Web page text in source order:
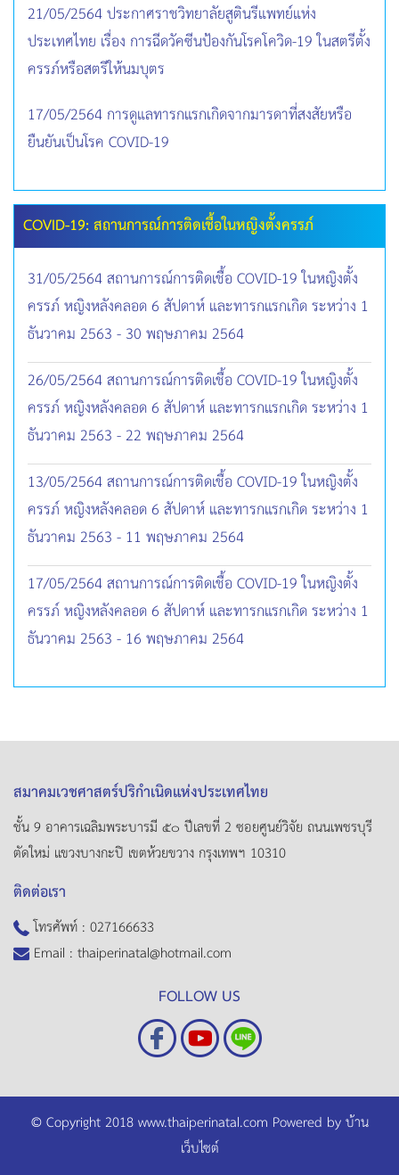
21/05/2564 ประกาศราชวิทยาลัยสูตินรีแพทย์แห่ง
ประเทศไทย เรื่อง การฉีดวัคซีนป้องกันโรคโควิด-19 ในสตรีตั้ง
ครรภ์หรือสตรีให้นมบุตร
17/05/2564 การดูแลทารกแรกเกิดจากมารดาที่สงสัยหรือ
ยืนยันเป็นโรค COVID-19
COVID-19: สถานการณ์การติดเชื้อในหญิงตั้งครรภ์
31/05/2564 สถานการณ์การติดเชื้อ COVID-19 ในหญิงตั้ง
ครรภ์ หญิงหลังคลอด 6 สัปดาห์ และทารกแรกเกิด ระหว่าง 1
ธันวาคม 2563 - 30 พฤษภาคม 2564
26/05/2564 สถานการณ์การติดเชื้อ COVID-19 ในหญิงตั้ง
ครรภ์ หญิงหลังคลอด 6 สัปดาห์ และทารกแรกเกิด ระหว่าง 1
ธันวาคม 2563 - 22 พฤษภาคม 2564
13/05/2564 สถานการณ์การติดเชื้อ COVID-19 ในหญิงตั้ง
ครรภ์ หญิงหลังคลอด 6 สัปดาห์ และทารกแรกเกิด ระหว่าง 1
ธันวาคม 2563 - 11 พฤษภาคม 2564
17/05/2564 สถานการณ์การติดเชื้อ COVID-19 ในหญิงตั้ง
ครรภ์ หญิงหลังคลอด 6 สัปดาห์ และทารกแรกเกิด ระหว่าง 1
ธันวาคม 2563 - 16 พฤษภาคม 2564
สมาคมเวชศาสตร์ปริกำเนิดแห่งประเทศไทย
ชั้น 9 อาคารเฉลิมพระบารมี ๕๐ ปีเลขที่ 2 ซอยศูนย์วิจัย ถนนเพชรบุรี
ตัดใหม่ แขวงบางกะปิ เขตห้วยขวาง กรุงเทพฯ 10310
ติดต่อเรา
โทรศัพท์ : 027166633
Email : thaiperinatal@hotmail.com
FOLLOW US
© Copyright 2018 www.thaiperinatal.com Powered byบ้าน
เว็บไซต์